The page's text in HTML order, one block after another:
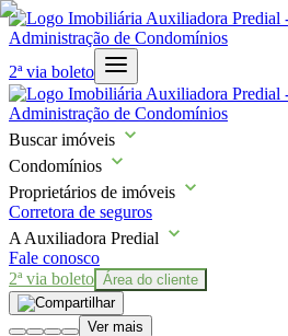
2ª via boleto
Buscar imóveis
Condomínios
Proprietários de imóveis
Corretora de seguros
A Auxiliadora Predial
Fale conosco
2ª via boleto Área do cliente
Ver mais